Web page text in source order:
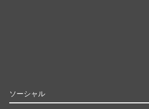
ソーシャル